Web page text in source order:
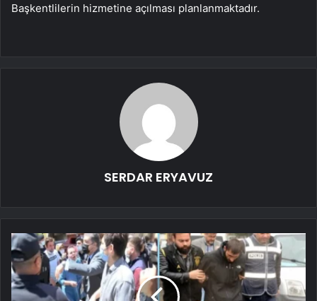
Başkentlilerin hizmetine açılması planlanmaktadır.
SERDAR ERYAVUZ